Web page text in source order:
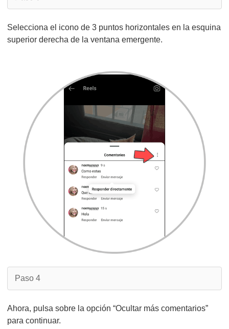
Selecciona el icono de 3 puntos horizontales en la esquina
superior derecha de la ventana emergente.
Paso 4
Ahora, pulsa sobre la opción “Ocultar más comentarios”
para continuar.